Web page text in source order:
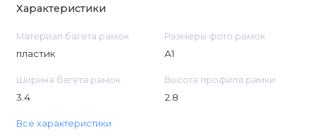
Характеристики
Материал багета рамок
пластик
Размеры фото рамок
А1
Ширина багета рамок
3.4
Высота профиля рамки
2.8
Все характеристики